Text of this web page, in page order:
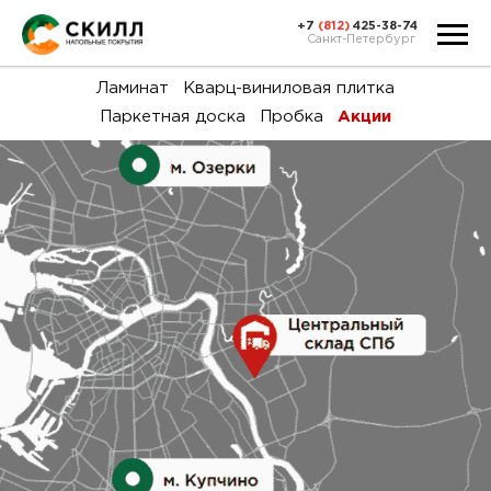
и
+7 (812) 425-38-74
Санкт-Петербург
Ламинат
Кварц-виниловая плитка
Паркетная доска
Пробка Акции